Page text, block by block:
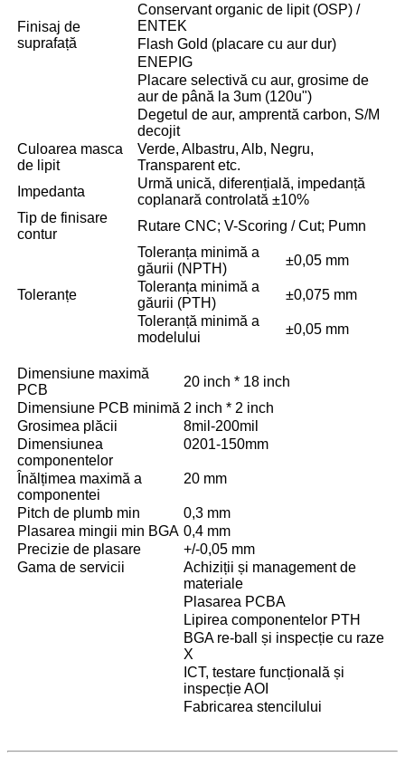
Finisaj de
suprafață
Conservant organic de lipit (OSP) /
ENTEK
Flash Gold (placare cu aur dur)
ENEPIG
Placare selectivă cu aur, grosime de
aur de până la 3um (120u")
Degetul de aur, amprentă carbon, S/M
decojit
Culoarea masca
de lipit
Verde, Albastru, Alb, Negru,
Transparent etc.
Impedanta
Urmă unică, diferențială, impedanță
coplanară controlată ±10%
Tip de finisare
contur
Rutare CNC; V-Scoring / Cut; Pumn
Toleranțe
Toleranța minimă a
găurii (NPTH)
±0,05 mm
Toleranța minimă a
găurii (PTH)
±0,075 mm
Toleranță minimă a
modelului
±0,05 mm
Dimensiune maximă
PCB
20 inch * 18 inch
Dimensiune PCB minimă 2 inch * 2 inch
Grosimea plăcii
8mil-200mil
Dimensiunea
componentelor
0201-150mm
Înălțimea maximă a
componentei
20 mm
Pitch de plumb min
0,3 mm
Plasarea mingii min BGA 0,4 mm
Precizie de plasare
+/-0,05 mm
Gama de servicii
Achiziții și management de
materiale
Plasarea PCBA
Lipirea componentelor PTH
BGA re-ball și inspecție cu raze
X
ICT, testare funcțională și
inspecție AOI
Fabricarea stencilului